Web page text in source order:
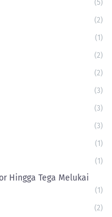
(5)
(2)
(1)
(2)
(2)
(3)
(3)
(3)
(1)
(1)
Hingga Tega Melukai
(1)
(2)